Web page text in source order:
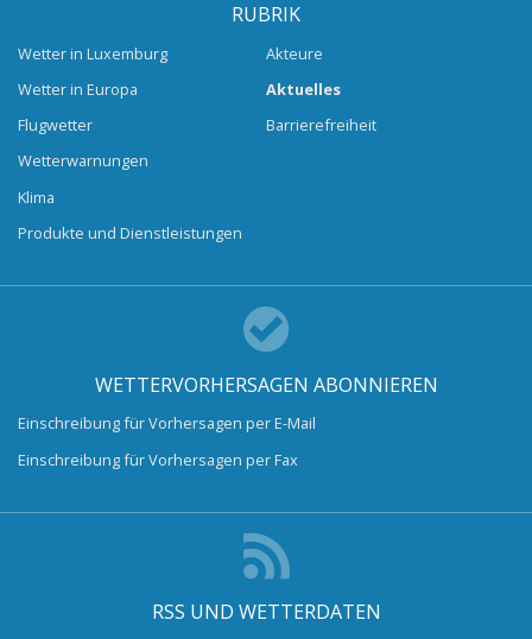
RUBRIK
Wetter in Luxemburg
Wetter in Europa
Flugwetter
Wetterwarnungen
Klima
Produkte und Dienstleistungen
Akteure
Aktuelles
Barrierefreiheit
WETTERVORHERSAGEN ABONNIEREN
Einschreibung für Vorhersagen per E-Mail
Einschreibung für Vorhersagen per Fax
RSS UND WETTERDATEN